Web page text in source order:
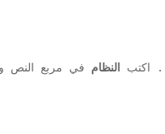
6. اكتب النظام في مربع النص .